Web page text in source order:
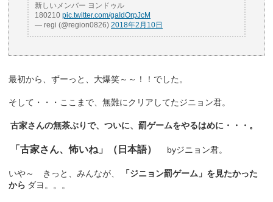
新しいメンバー ヨンドゥル
180210 pic.twitter.com/gaIdOrpJcM
— regi (@region0826) 2018年2月10日
最初から、ずーっと、大爆笑～～！！でした。
そして・・・ここまで、無難にクリアしてたジニョン君。
古家さんの無茶ぶりで、ついに、罰ゲームをやるはめに・・・。
「古家さん、怖いね」（日本語） byジニョン君。
いや～ きっと、みんなが、
「ジニョン罰ゲーム」を見たかった
から ダヨ。。。